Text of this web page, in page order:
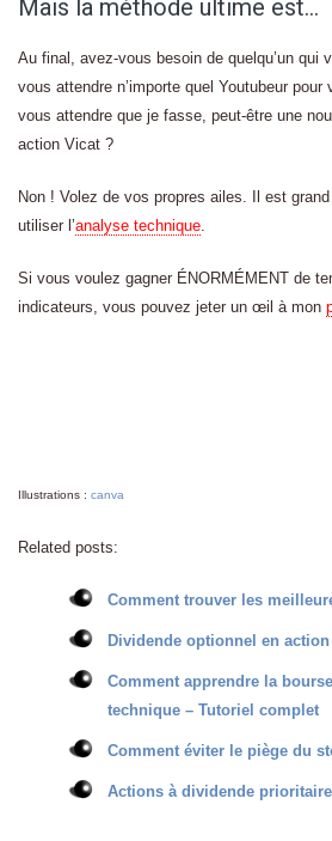
Mais la méthode ultime est…
Au final, avez-vous besoin de quelqu’un qui
vous attendre n’importe quel Youtubeur
vous attendre que je fasse, peut-être une
action Vicat ?
Non ! Volez de vos propres ailes. Il est grand
utiliser l’analyse technique
Si vous voulez gagner ÉNORMÉMENT de
indicateurs, vous pouvez jeter un œil à mon
Illustrations : canva
Related posts:
Comment trouver les
Dividende optionnel en
Comment apprendre la
technique – Tutoriel complet
Comment éviter le piège du
Actions à dividende